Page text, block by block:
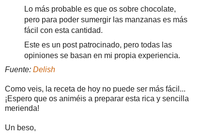
Lo más probable es que os sobre chocolate,
pero para poder sumergir las manzanas es más
fácil con esta cantidad.
Este es un post patrocinado, pero todas las
opiniones se basan en mi propia experiencia.
Fuente: Delish
Como veis, la receta de hoy no puede ser más fácil...
¡Espero que os animéis a preparar esta rica y sencilla
merienda!
Un beso,